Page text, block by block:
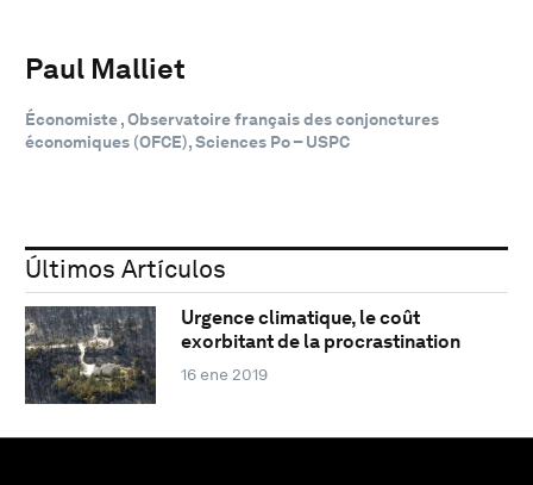
Paul Malliet
Économiste , Observatoire français des conjonctures
économiques (OFCE), Sciences Po – USPC
Últimos Artículos
Urgence climatique, le coût
exorbitant de la procrastination
16 ene 2019